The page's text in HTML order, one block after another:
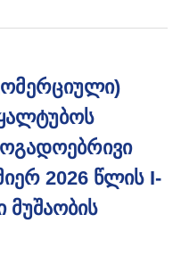
2026 წლის I-
მუშაობის